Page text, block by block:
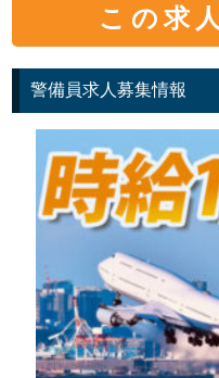
この求
警備員求人募集情報